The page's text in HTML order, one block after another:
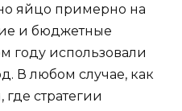
яйцо примерно на
и бюджетные
году использовали
В любом случае, как
где стратегии